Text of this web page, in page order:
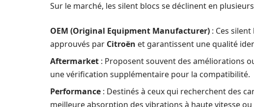
Sur le marché, les silent blocs se déclinent en
OEM (Original Equipment Manufacturer) : Ces
approuvés par Citroën et garantissent une qualité
Aftermarket : Proposent souvent des améliorations
une vérification supplémentaire pour la compatibilité.
Performance : Destinés à ceux qui recherchent des
meilleure absorption des vibrations à haute vitesse